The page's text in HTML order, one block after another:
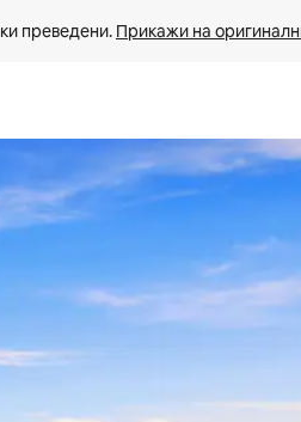
преведени. Прикажи на